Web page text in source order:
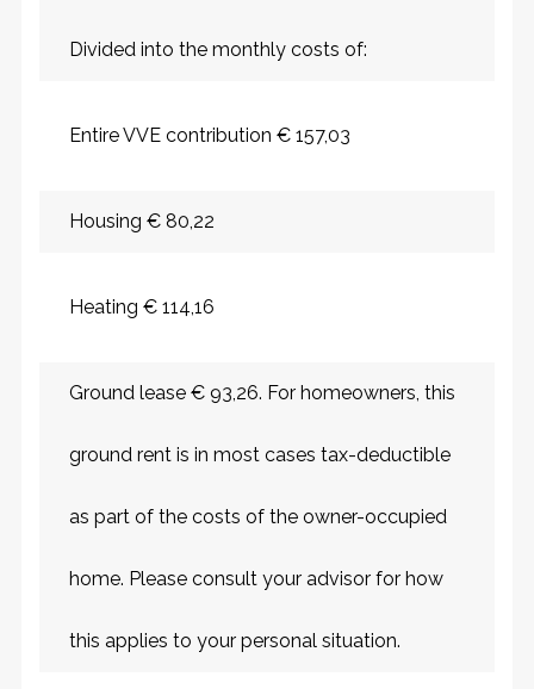
Divided into the monthly costs of:
Entire VVE contribution € 157,03
Housing € 80,22
Heating € 114,16
Ground lease € 93,26. For homeowners, this
ground rent is in most cases tax-deductible
as part of the costs of the owner-occupied
home. Please consult your advisor for how
this applies to your personal situation.